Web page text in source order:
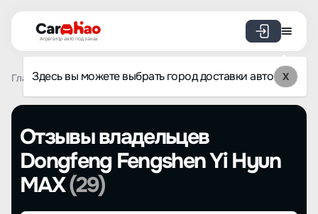
Агрегатор авто под заказ
Здесь вы можете выбрать город доставки авто X
Главная Отзывы
Отзывы владельцев
Dongfeng Fengshen Yi Hyun
MAX(29)